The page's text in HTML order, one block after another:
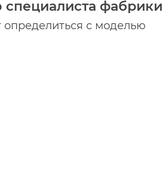
специалиста фабрики
с моделью